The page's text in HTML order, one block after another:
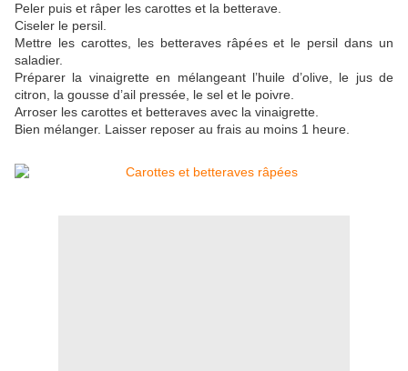
Peler puis et râper les carottes et la betterave.
Ciseler le persil.
Mettre les carottes, les betteraves râpées et le persil dans un
saladier.
Préparer la vinaigrette en mélangeant l’huile d’olive, le jus de
citron, la gousse d’ail pressée, le sel et le poivre.
Arroser les carottes et betteraves avec la vinaigrette.
Bien mélanger. Laisser reposer au frais au moins 1 heure.